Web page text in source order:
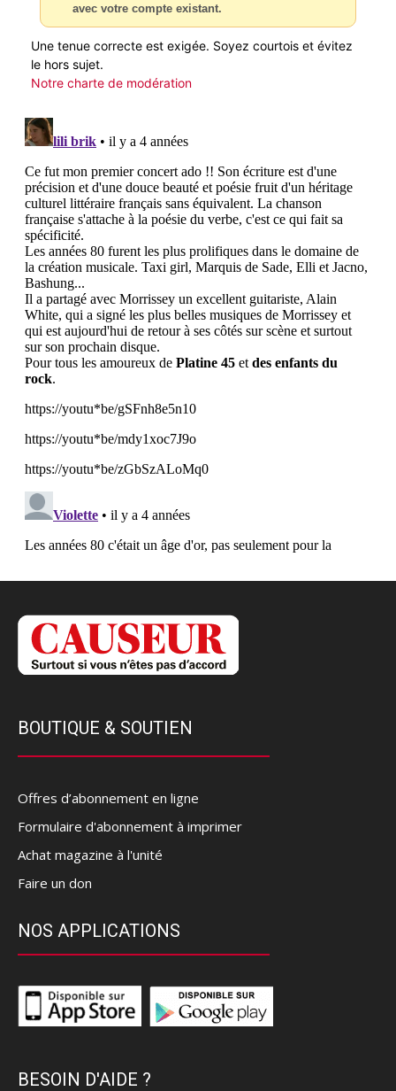
avec votre compte existant.
Une tenue correcte est exigée. Soyez courtois et évitez
le hors sujet.
Notre charte de modération
BOUTIQUE & SOUTIEN
Offres d’abonnement en ligne
Formulaire d'abonnement à imprimer
Achat magazine à l'unité
Faire un don
NOS APPLICATIONS
BESOIN D'AIDE ?